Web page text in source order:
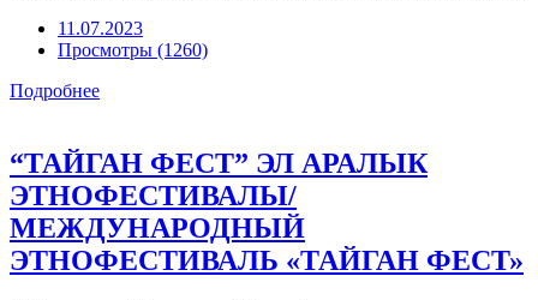
11.07.2023
Просмотры (1260)
Подробнее
“ТАЙГАН ФЕСТ” ЭЛ АРАЛЫК
ЭТНОФЕСТИВАЛЫ/
МЕЖДУНАРОДНЫЙ
ЭТНОФЕСТИВАЛЬ «ТАЙГАН ФЕСТ»